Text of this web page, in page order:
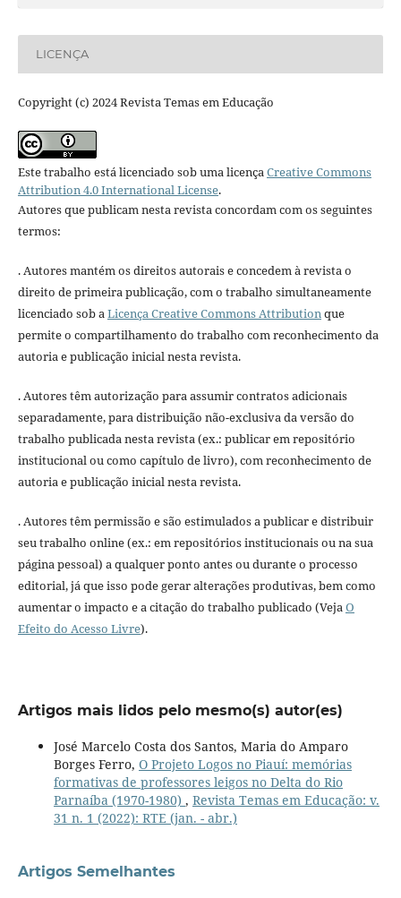
LICENÇA
Copyright (c) 2024 Revista Temas em Educação
Este trabalho está licenciado sob uma licençaCreative Commons
Attribution 4.0 International License.
Autores que publicam nesta revista concordam com os seguintes
termos:
. Autores mantém os direitos autorais e concedem à revista o
direito de primeira publicação, com o trabalho simultaneamente
licenciado sob aLicença Creative Commons Attributionque
permite o compartilhamento do trabalho com reconhecimento da
autoria e publicação inicial nesta revista.
. Autores têm autorização para assumir contratos adicionais
separadamente, para distribuição não-exclusiva da versão do
trabalho publicada nesta revista (ex.: publicar em repositório
institucional ou como capítulo de livro), com reconhecimento de
autoria e publicação inicial nesta revista.
. Autores têm permissão e são estimulados a publicar e distribuir
seu trabalho online (ex.: em repositórios institucionais ou na sua
página pessoal) a qualquer ponto antes ou durante o processo
editorial, já que isso pode gerar alterações produtivas, bem como
aumentar o impacto e a citação do trabalho publicado (VejaO
Efeito do Acesso Livre).
Artigos mais lidos pelo mesmo(s) autor(es)
José Marcelo Costa dos Santos, Maria do Amparo
Borges Ferro, O Projeto Logos no Piauí: memórias
formativas de professores leigos no Delta do Rio
Parnaíba (1970-1980) , Revista Temas em Educação: v.
31 n. 1 (2022): RTE (jan. - abr.)
Artigos Semelhantes